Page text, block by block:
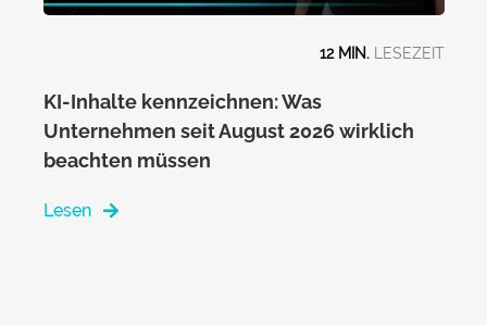
12 MIN.
KI-Inhalte kennzeichnen: Was
Unternehmen seit August 2026 wirklich
beachten müssen
Lesen